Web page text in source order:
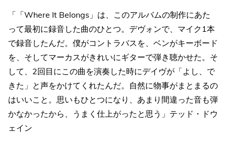
「「Where It Belongs」は、このアルバムの制作にあた
って最初に録音した曲のひとつ。デヴォンで、マイク1本
で録音したんだ。僕がコントラバスを、ベンがキーボード
を、そしてマーカスがきれいにギターで弾き聴かせた。そ
して、2回目にこの曲を演奏した時にデイヴが「よし、で
きた」と声をかけてくれたんだ。自然に物事がまとまるの
はいいこと。思いもひとつになり、あまり間違った音も弾
かなかったから、うまく仕上がったと思う」テッド・ドウ
ェイン